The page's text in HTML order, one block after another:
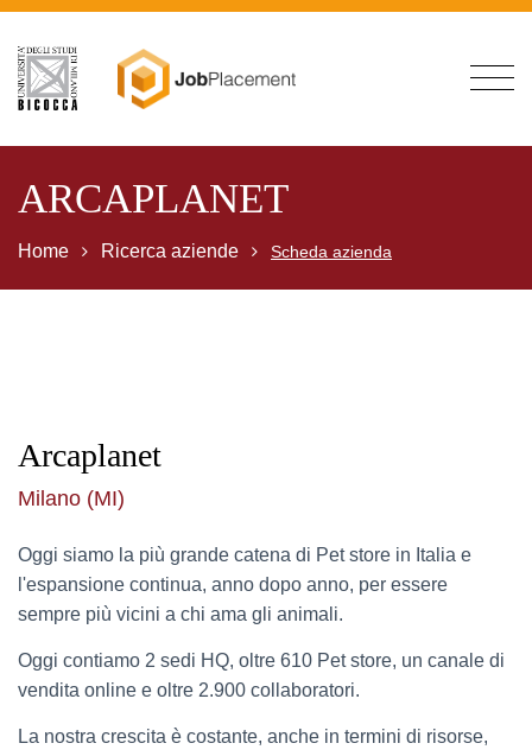
ARCAPLANET
Home Ricerca aziende Scheda azienda
Arcaplanet
Milano (MI)
Oggi siamo la più grande catena di Pet store in Italia e
l'espansione continua, anno dopo anno, per essere
sempre più vicini a chi ama gli animali.
Oggi contiamo 2 sedi HQ, oltre 610 Pet store, un canale di
vendita online e oltre 2.900 collaboratori.
La nostra crescita è costante, anche in termini di risorse,